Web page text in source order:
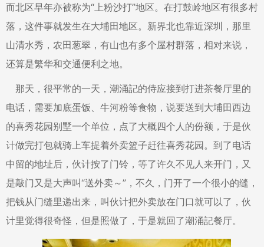
而北区早年亦被称为“上粉沙打”地区。在打鼓岭地区有很多村
落，这件事就发生在大埔田地区。新界北也靠近深圳，那里
山清水秀，农田葱翠，有山也有多个屋村群落，相对来说，
还算是繁华和交通便利之地。
那天，很平常的一天，潮涌記的侍应接到打进茶餐厅里的
电话，需要加底蛋饭、牛河粉等食物，说要送到大埔田西边
的喜秀花园别墅一个单位，点了大概四个人的份额，于是伙
计做完打包就骑上车提着外卖篮子赶往喜秀花园。到了电话
中留的地址后，伙计按了门铃，等了许久不见人来开门，又
是敲门又是大声叫“送外卖～”，不久，门开了一个很小的缝，
把钱从门缝里递出来，叫伙计把外卖放在门口就可以了，伙
计里觉得很奇怪，但是照做了，于是就回了潮涌記餐厅。